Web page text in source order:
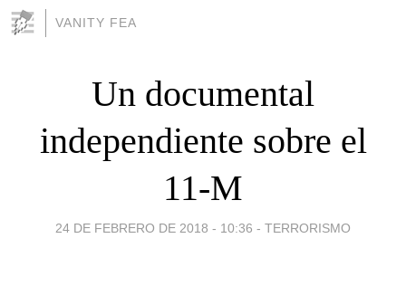
VANITY FEA
Un documental
independiente sobre el
11-M
24 DE FEBRERO DE 2018 - 10:36 - TERRORISMO